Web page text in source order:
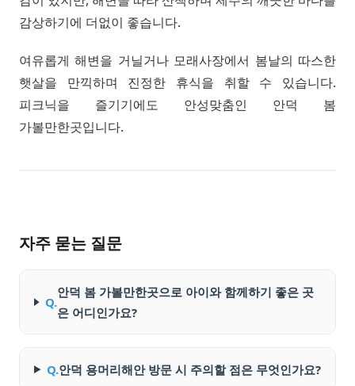
감상하기에 더없이 좋습니다.
여유롭게 해변을 거닐거나 모래사장에서 봄날의 따스한
햇살을 만끽하며 진정한 휴식을 취할 수 있습니다.
피크닉을 즐기기에도 안성맞춤인 안덕 봄
가볼만한곳입니다.
자주 묻는 질문
Q.
안덕 봄 가볼만한곳으로 아이와 함께하기 좋은 곳
은 어디인가요?
Q.안덕 용머리해안 방문 시 주의할 점은 무엇인가요?